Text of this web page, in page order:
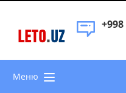
LETO.UZ
Меню